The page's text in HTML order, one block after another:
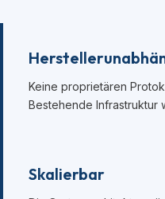
Keine proprietären
Bestehende Infrastruktur
Skalierbar